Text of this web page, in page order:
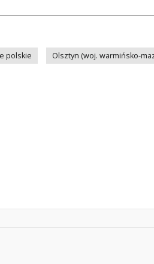
polskie
Olsztyn (woj. warmińsko-